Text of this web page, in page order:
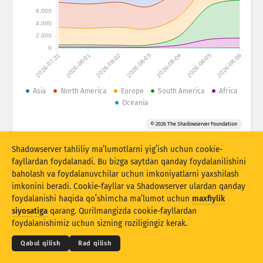
Hujum statistikasi: Qurilmalar
Yordam
Mamlakatlar
Maʼlumotlar toʻplami
Cheklov
Qisman mos
Natijalarni avtomatik yangilash
Yangilash Asliga tiklash
PNG sifatida yuklab olish
2026-07-31 2026-08-01 2026-08-02 2026-08-03 2026-08-04 2026-08-05 2026-08-06
0
2,000
4,000
6,000
Asia North America Europe South America
Africa
Oceania
© 2026 The Shadowserver Foundation
© 2026THE SHADOWSERVER FOUNDATION
Maxfiylik va shartlar
Biz bilan bogʻlanish Eʼtiroflar
Shadowserver tahliliy maʼlumotlarni yigʻish uchun cookie-
fayllardan foydalanadi. Bu bizga saytdan qanday foydalanilishini
baholash va foydalanuvchilar uchun imkoniyatlarni yaxshilash
imkonini beradi. Cookie-fayllar va Shadowserver ulardan qanday
foydalanishi haqida qoʻshimcha maʼlumot uchun maxfiylik
siyosatiga qarang. Qurilmangizda cookie-fayllardan
foydalanishimiz uchun sizning roziligingiz kerak.
Qabul qilish Rad qilish